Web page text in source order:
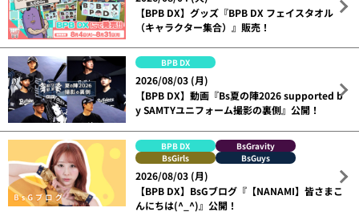
【BPB DX】グッズ『BPB DX フェイスタオル
（キャラクター集合）』販売！
BPB DX
2026/08/03 (月)
【BPB DX】動画『Bs夏の陣2026 supported b
y SAMTYユニフォーム撮影の裏側』公開！
BPB DX
BsGravity
BsGirls
BsGuys
2026/08/03 (月)
【BPB DX】BsGブログ『【NANAMI】皆さまこ
んにちは(^_^)』公開！